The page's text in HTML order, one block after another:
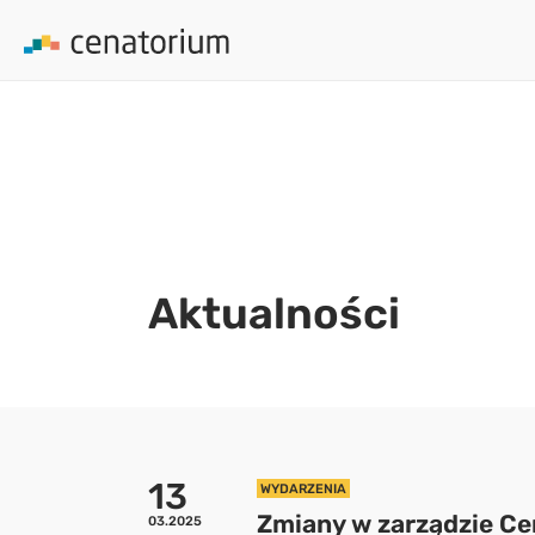
Aktualności
13
03.2025
WYDARZENIA
Zmiany w zarządzie